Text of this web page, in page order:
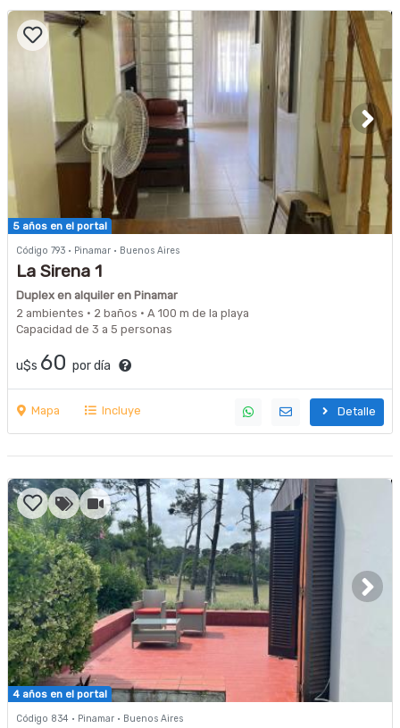
5 años en el portal
Código 793 · Pinamar · Buenos Aires
La Sirena 1
Duplex en alquiler en Pinamar
2 ambientes · 2 baños · A 100 m de la playa
Capacidad de 3 a 5 personas
u$s 60 por día
Mapa Incluye Detalle
4 años en el portal
Código 834 · Pinamar · Buenos Aires